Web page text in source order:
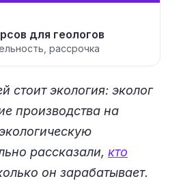
для геологов
рассрочка
стоит экология: эколог
производства на
рассказали, кто
он зарабатывает.